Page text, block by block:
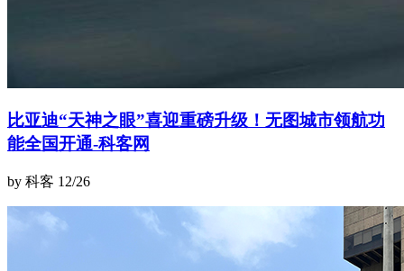
比亚迪“天神之眼”喜迎重磅升级！无图城市领航功
能全国开通-科客网
by 科客 12/26